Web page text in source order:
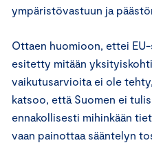
ympäristövastuun ja
Ottaen huomioon, ettei
esitetty mitään
vaikutusarvioita ei ole
katsoo, että Suomen ei
ennakollisesti mihinkään
vaan painottaa sääntelyn